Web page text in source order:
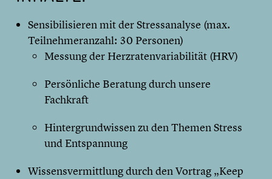
Sensibilisieren mit der Stressanalyse (max.
Teilnehmeranzahl: 30 Personen)
Messung der Herzratenvariabilität (HRV)
Persönliche Beratung durch unsere
Fachkraft
Hintergrundwissen zu den Themen Stress
und Entspannung
Wissensvermittlung durch den Vortrag „Keep